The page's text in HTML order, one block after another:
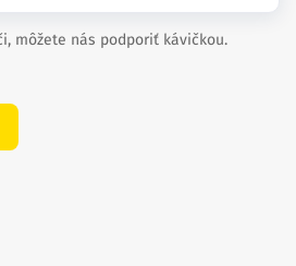
môžete nás podporiť kávičkou.